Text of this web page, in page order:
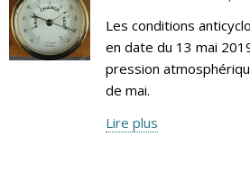
Les conditions
en date du 13 mai
pression
de mai.
Lire plus